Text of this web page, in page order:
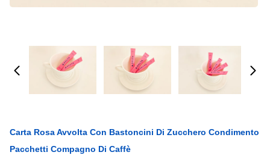
Carta Rosa Avvolta Con Bastoncini Di Zucchero Condimento
Pacchetti Compagno Di Caffè